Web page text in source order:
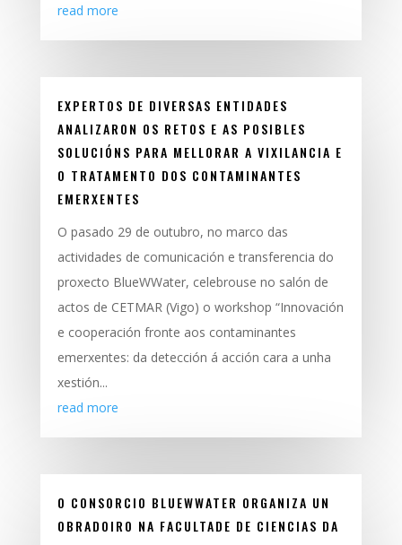
read more
EXPERTOS DE DIVERSAS ENTIDADES
ANALIZARON OS RETOS E AS POSIBLES
SOLUCIÓNS PARA MELLORAR A VIXILANCIA E
O TRATAMENTO DOS CONTAMINANTES
EMERXENTES
O pasado 29 de outubro, no marco das
actividades de comunicación e transferencia do
proxecto BlueWWater, celebrouse no salón de
actos de CETMAR (Vigo) o workshop “Innovación
e cooperación fronte aos contaminantes
emerxentes: da detección á acción cara a unha
xestión...
read more
O CONSORCIO BLUEWWATER ORGANIZA UN
OBRADOIRO NA FACULTADE DE CIENCIAS DA